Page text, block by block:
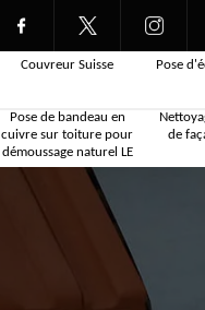
Couvreur Suisse
Pose
Pose de bandeau en
cuivre sur toiture pour
démoussage naturel LE
de